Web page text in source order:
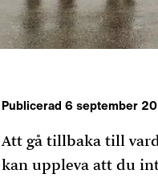
Publicerad 6 september
Att gå tillbaka till
kan uppleva att du